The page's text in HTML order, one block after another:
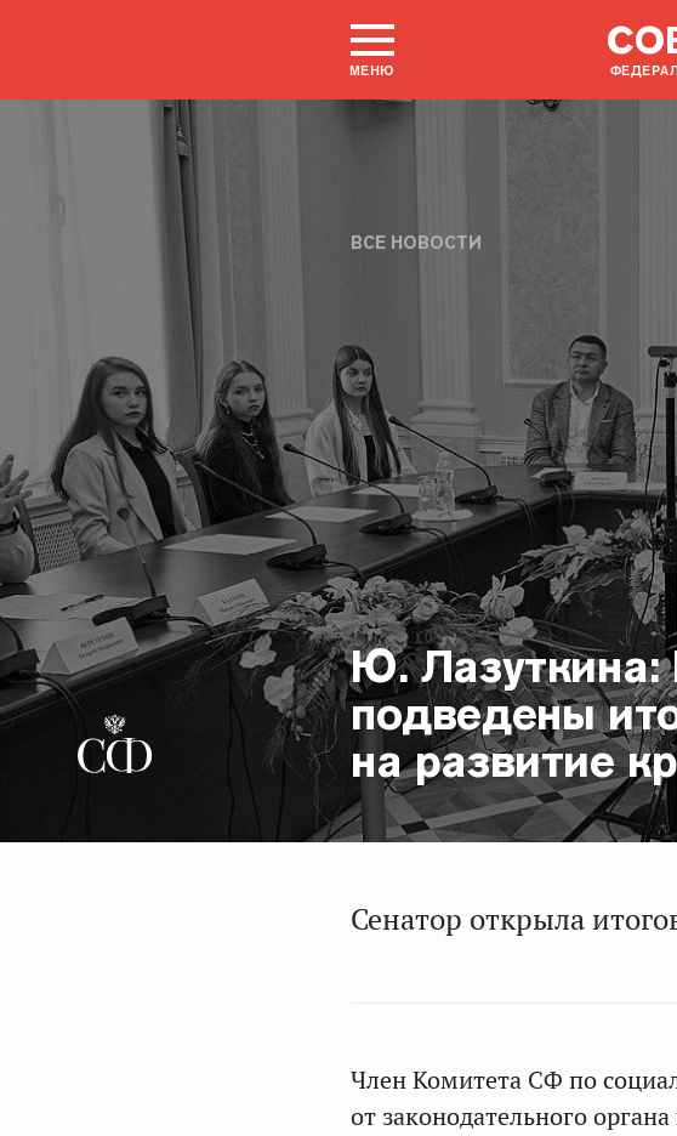
МЕНЮ
ВСЕ НОВОСТИ
Ю. Лазуткина:
подведены
на развитие
Сенатор открыла
Член Комитета СФ по
от законодательного